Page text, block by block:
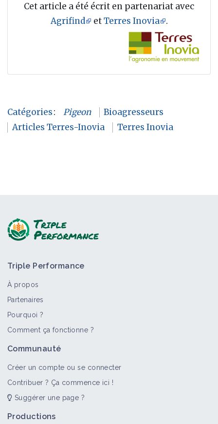
Cet article a été écrit en partenariat avec
Agrifind
etTerres Inovia .
Catégories: Pigeon
Bioagresseurs
Articles Terres-Inovia
Terres Inovia
Triple Performance
À propos
Partenaires
Pourquoi ?
Comment ça fonctionne ?
Communauté
Créer un compte ou se connecter
Contribuer ? Ça commence ici !
Suggérer une page ?
Productions